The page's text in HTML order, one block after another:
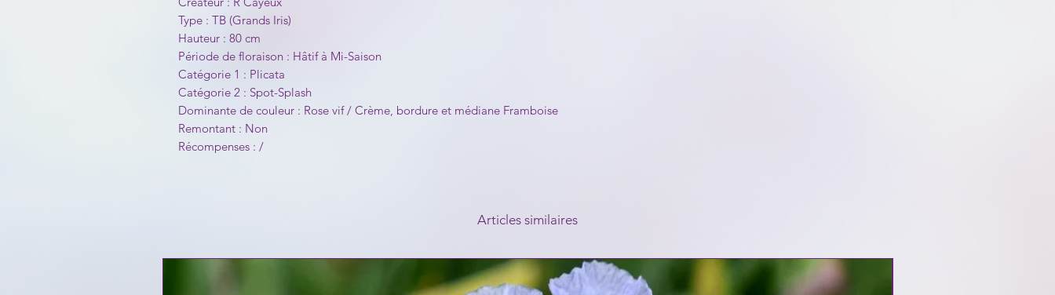
Type : TB (Grands Iris)
Hauteur : 80 cm
Période de floraison : Hâtif à Mi-Saison
Catégorie 1 : Plicata
Catégorie 2 : Spot-Splash
Dominante de couleur : Rose vif / Crème, bordure et médiane Framboise
Remontant : Non
Récompenses : /
Articles similaires